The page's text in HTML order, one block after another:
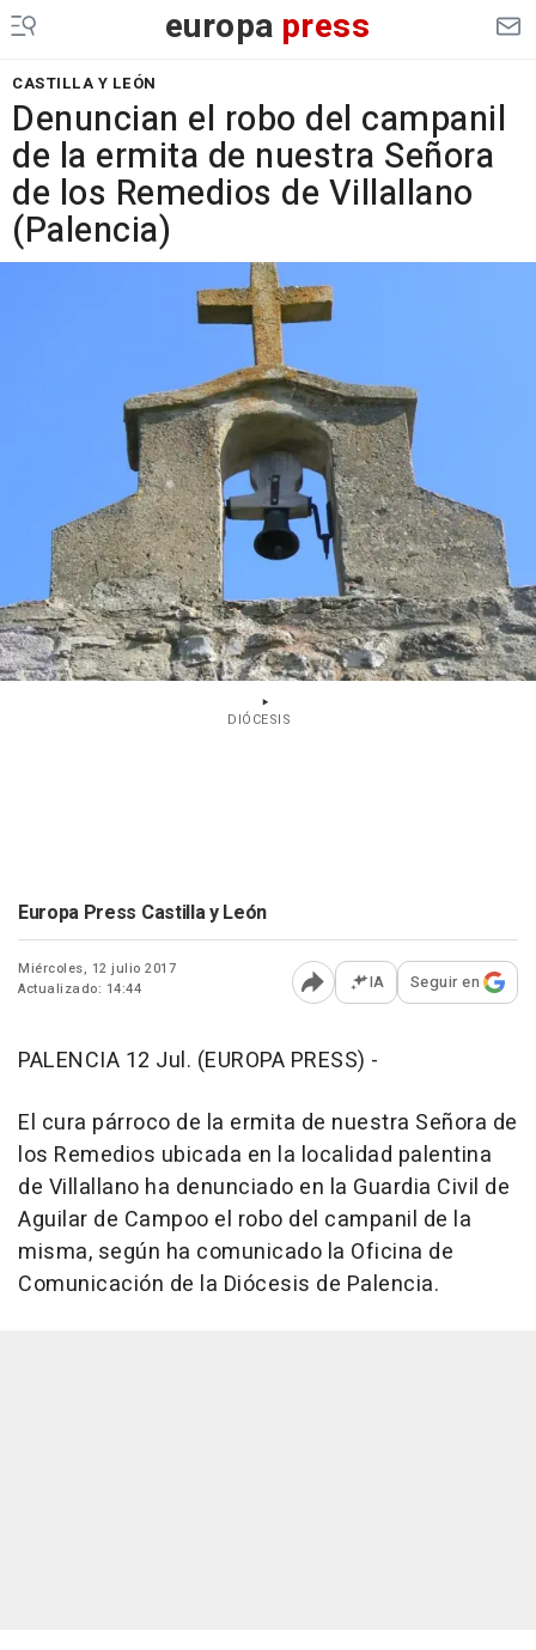
europa press
CASTILLA Y LEÓN
Denuncian el robo del campanil
de la ermita de nuestra Señora
de los Remedios de Villallano
(Palencia)
DIÓCESIS
Europa Press Castilla y León
Miércoles, 12 julio 2017
Actualizado: 14:44
Abrir opciones para
IA Seguir en
PALENCIA 12 Jul. (EUROPA PRESS) -
El cura párroco de la ermita de nuestra Señora de
los Remedios ubicada en la localidad palentina
de Villallano ha denunciado en la Guardia Civil de
Aguilar de Campoo el robo del campanil de la
misma, según ha comunicado la Oficina de
Comunicación de la Diócesis de Palencia.